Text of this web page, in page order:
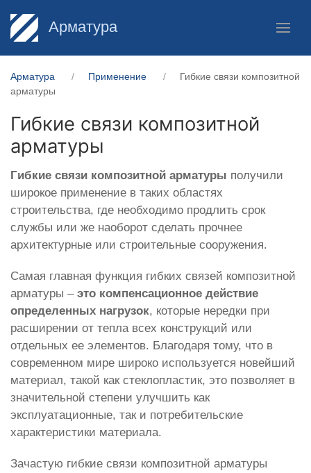
Арматура
Арматура Применение
Гибкие связи композитной
арматуры
Гибкие связи композитной
арматуры
Гибкие связи композитной арматуры получили
широкое применение в таких областях
строительства, где необходимо продлить срок
службы или же наоборот сделать прочнее
архитектурные или строительные сооружения.
Самая главная функция гибких связей композитной
арматуры – это компенсационное действие
определенных нагрузок, которые нередки при
расширении от тепла всех конструкций или
отдельных ее элементов. Благодаря тому, что в
современном мире широко используется новейший
материал, такой как стеклопластик, это позволяет в
значительной степени улучшить как
эксплуатационные, так и потребительские
характеристики материала.
Зачастую гибкие связи композитной арматуры